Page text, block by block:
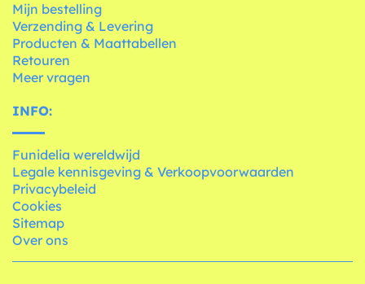
Mijn bestelling
Verzending & Levering
Producten & Maattabellen
Retouren
Meer vragen
INFO:
Funidelia wereldwijd
Legale kennisgeving & Verkoopvoorwaarden
Privacybeleid
Cookies
Sitemap
Over ons